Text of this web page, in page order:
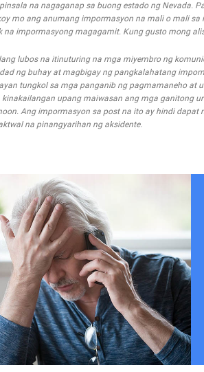
na nagaganap sa buong estado ng Nevada.
mo ang anumang impormasyon na mali o mali
na impormasyong magagamit. Kung gusto mong
lubos na itinuturing na mga miyembro ng
ng buhay at magbigay ng pangkalahatang
tungkol sa mga panganib ng pagmamaneho at
upang maiwasan ang mga ganitong
Ang impormasyon sa post na ito ay hindi
na pinangyarihan ng aksidente.